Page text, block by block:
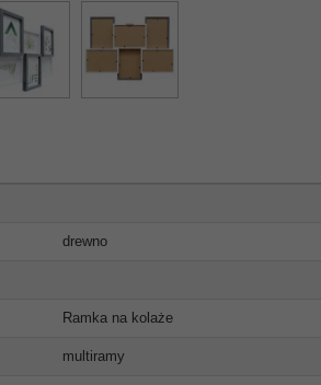
drewno
Ramka na kolaże
multiramy